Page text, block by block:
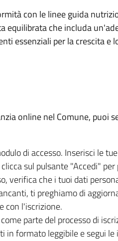
con le linee guida
equilibrata che includa
essenziali per la crescita e
online nel Comune, puoi
di accesso. Inserisci le
sul pulsante "Accedi" per
verifica che i tuoi dati
ti preghiamo di
con l'iscrizione.
parte del processo di
in formato leggibile e segui le